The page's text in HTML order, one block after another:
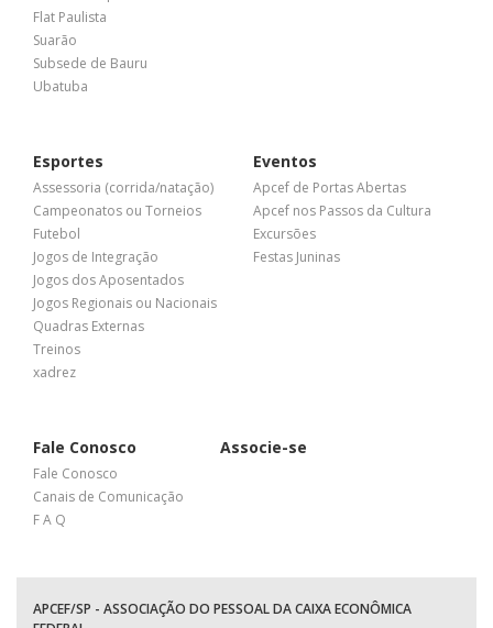
Flat Paulista
Suarão
Subsede de Bauru
Ubatuba
Esportes
Assessoria (corrida/natação)
Campeonatos ou Torneios
Futebol
Jogos de Integração
Jogos dos Aposentados
Jogos Regionais ou Nacionais
Quadras Externas
Treinos
xadrez
Eventos
Apcef de Portas Abertas
Apcef nos Passos da Cultura
Excursões
Festas Juninas
Fale Conosco
Fale Conosco
Canais de Comunicação
F A Q
Associe-se
APCEF/SP - ASSOCIAÇÃO DO PESSOAL DA CAIXA ECONÔMICA